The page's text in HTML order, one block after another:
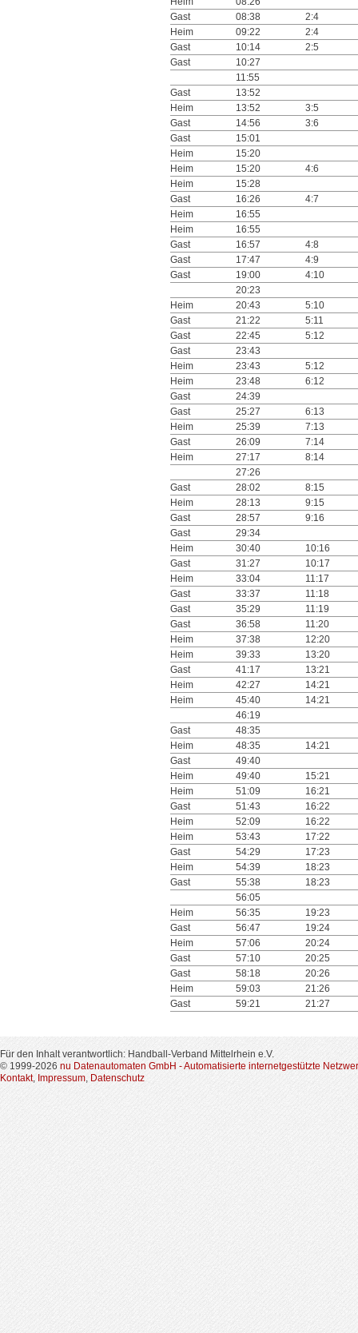
Gast
08:38
2:4
Heim
09:22
2:4
Gast
10:14
2:5
Gast
10:27
11:55
Gast
13:52
Heim
13:52
3:5
Gast
14:56
3:6
Gast
15:01
Heim
15:20
Heim
15:20
4:6
Heim
15:28
Gast
16:26
4:7
Heim
16:55
Heim
16:55
Gast
16:57
4:8
Gast
17:47
4:9
Gast
19:00
4:10
20:23
Heim
20:43
5:10
Gast
21:22
5:11
Gast
22:45
5:12
Gast
23:43
Heim
23:43
5:12
Heim
23:48
6:12
Gast
24:39
Gast
25:27
6:13
Heim
25:39
7:13
Gast
26:09
7:14
Heim
27:17
8:14
27:26
Gast
28:02
8:15
Heim
28:13
9:15
Gast
28:57
9:16
Gast
29:34
Heim
30:40
10:16
Gast
31:27
10:17
Heim
33:04
11:17
Gast
33:37
11:18
Gast
35:29
11:19
Gast
36:58
11:20
Heim
37:38
12:20
Heim
39:33
13:20
Gast
41:17
13:21
Heim
42:27
14:21
Heim
45:40
14:21
46:19
Gast
48:35
Heim
48:35
14:21
Gast
49:40
Heim
49:40
15:21
Heim
51:09
16:21
Gast
51:43
16:22
Heim
52:09
16:22
Heim
53:43
17:22
Gast
54:29
17:23
Heim
54:39
18:23
Gast
55:38
18:23
56:05
Heim
56:35
19:23
Gast
56:47
19:24
Heim
57:06
20:24
Gast
57:10
20:25
Gast
58:18
20:26
Heim
59:03
21:26
Gast
59:21 21:27
Für den Inhalt verantwortlich: Handball-Verband Mittelrhein e.V.
© 1999-2026 nu Datenautomaten GmbH - Automatisierte internetgestützte
Kontakt, Impressum, Datenschutz